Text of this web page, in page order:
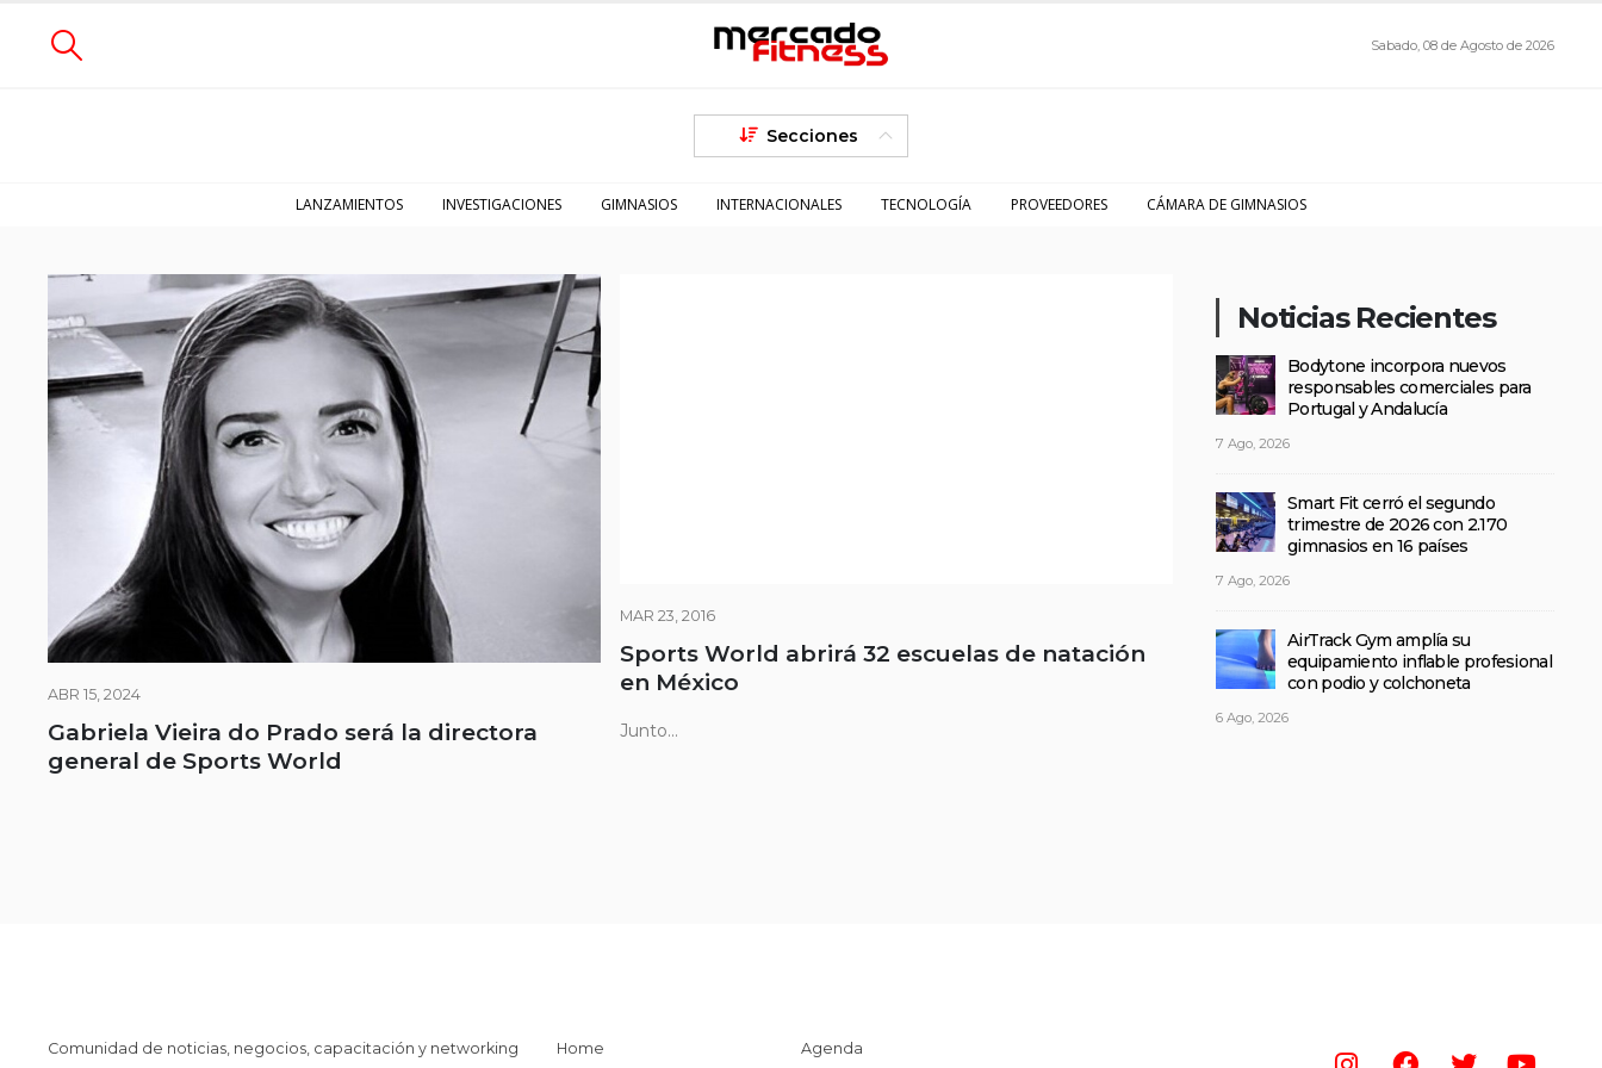
Sabado, 08 de Agosto de 2026
Secciones
LANZAMIENTOS INVESTIGACIONES GIMNASIOS INTERNACIONALES TECNOLOGÍA PROVEEDORES CÁMARA DE GIMNASIOS
ABR 15, 2024
Gabriela Vieira do Prado será la directora
general de Sports World
MAR 23, 2016
Sports World abrirá 32 escuelas de natación
en México
Junto...
Noticias Recientes
Bodytone incorpora nuevos
responsables comerciales para
Portugal y Andalucía
7 Ago, 2026
Smart Fit cerró el segundo
trimestre de 2026 con 2.170
gimnasios en 16 países
7 Ago, 2026
AirTrack Gym amplía su
equipamiento inflable profesional
con podio y colchoneta
6 Ago, 2026
Comunidad de noticias, negocios, capacitación y networking Home Agenda